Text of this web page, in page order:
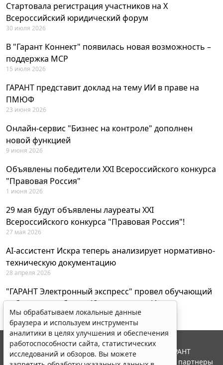
Стартовала регистрация участников на X
Всероссийский юридический форум
30 июля 2026
В "Гарант Коннект" появилась новая возможность –
поддержка MCP
15 июля 2026
ГАРАНТ представит доклад на тему ИИ в праве на
ПМЮФ
23 июня 2026
Онлайн-сервис "Бизнес на контроле" дополнен
новой функцией
9 июня 2026
Объявлены победители XXI Всероссийского конкурса
"Правовая Россия"
1 июня 2026
29 мая будут объявлены лауреаты XXI
Всероссийского конкурса "Правовая Россия"!
27 мая 2026
AI-ассистент Искра теперь анализирует нормативно-
техническую документацию
28 апреля 2026
"ГАРАНТ Электронный экспресс" провел обучающий
вебинар по работе с AI-ассистентом Искра
23 апреля 2026
Мы обрабатываем локальные данные
браузера и используем инструменты
аналитики в целях улучшения и обеспечения
работоспособности сайта, статистических
исследований и обзоров. Вы можете
© ООО "НПП "ГАРАНТ-СЕРВИС", 2026. Система ГАРАНТ
выпускается с 1990 года. Компания "Гарант" и ее партнеры